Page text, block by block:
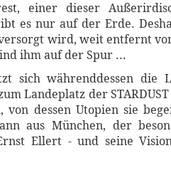
einer dieser
es nur auf der Erde.
wird, weit entfernt
ihm auf der Spur ...
sich währenddessen die
Landeplatz der
von dessen Utopien sie
aus München, der
Ellert - und seine